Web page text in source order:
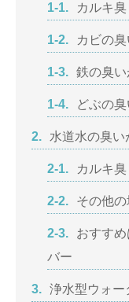
1-1. カルキ
1-2. カビの
1-3. 鉄の臭い
1-4. どぶの
2. 水道水の臭
2-1. カルキ
2-2. その他
2-3.
おすす
バー
3. 浄水型ウォー